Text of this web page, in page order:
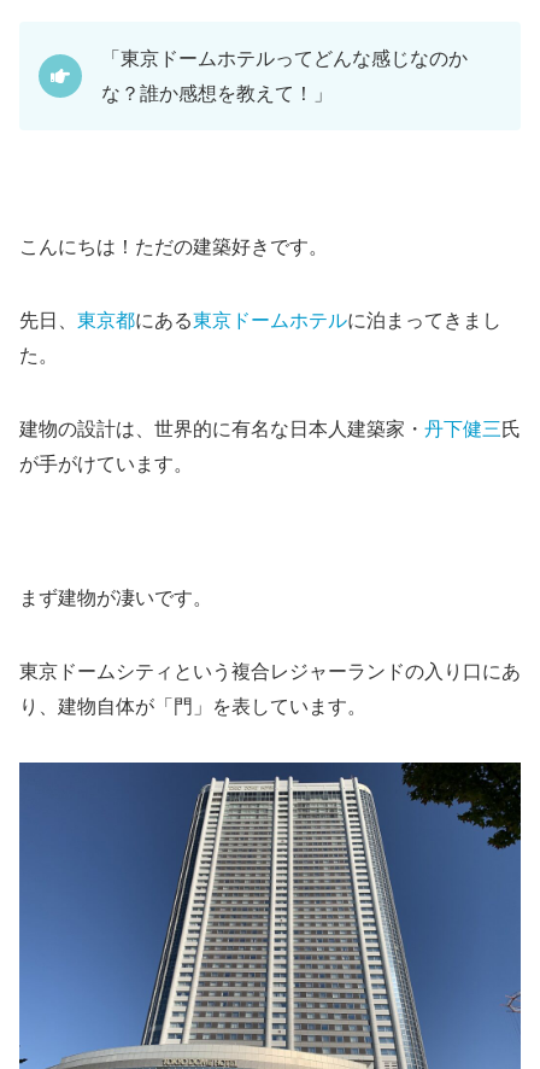
「東京ドームホテルってどんな感じなのか
な？誰か感想を教えて！」
こんにちは！ただの建築好きです。
先日、 東京都にある東京ドームホテルに泊まってきまし
た。
建物の設計は、世界的に有名な日本人建築家・ 丹下健三氏
が手がけています。
まず建物が凄いです。
東京ドームシティという複合レジャーランドの入り口にあ
り、建物自体が「門」を表しています。